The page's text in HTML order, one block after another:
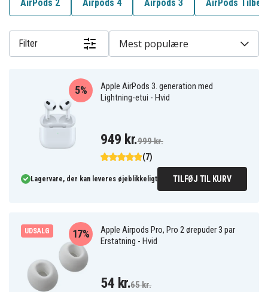
AirPods 2 Airpods 4 Airpods 3 AirPods
Filter Mest populære
Apple AirPods 3. generation med
Lightning-etui - Hvid
(7)
5%
949 kr.999 kr.
Lagervare, der kan leveres øjeblikkeligt TILFØJ TIL KURV
UDSALG
Apple Airpods Pro, Pro 2 ørepuder 3 par
Erstatning - Hvid
17%
54 kr.65 kr.